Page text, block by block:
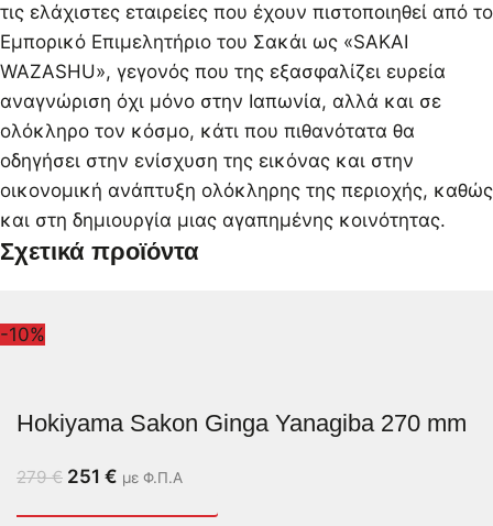
τις ελάχιστες εταιρείες που έχουν πιστοποιηθεί από το
Εμπορικό Επιμελητήριο του Σακάι ως «SAKAI
WAZASHU», γεγονός που της εξασφαλίζει ευρεία
αναγνώριση όχι μόνο στην Ιαπωνία, αλλά και σε
ολόκληρο τον κόσμο, κάτι που πιθανότατα θα
οδηγήσει στην ενίσχυση της εικόνας και στην
οικονομική ανάπτυξη ολόκληρης της περιοχής, καθώς
και στη δημιουργία μιας αγαπημένης κοινότητας.
Σχετικά προϊόντα
-10%
Hokiyama Sakon Ginga Yanagiba 270 mm
279€ 251 € με Φ.Π.Α